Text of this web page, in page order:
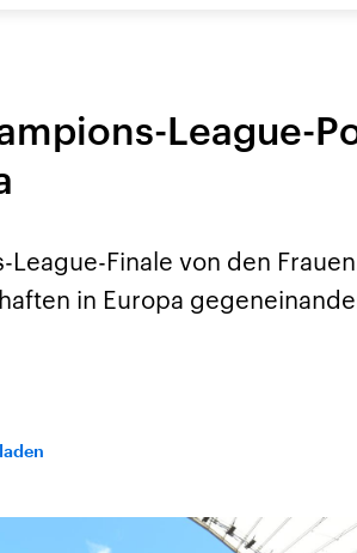
League-
Finale von den
in Europa